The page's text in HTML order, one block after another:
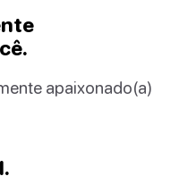
apaixonado(a)